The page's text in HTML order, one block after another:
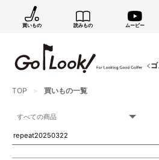
買いもの 読みもの ムービー
TOP 買いもの一覧
新商品情報や編集部のオススメ
忘れ通知等を受信できます。
編集部セレクトのスタイル提案・お得
カートに残っている商品のお知らせ（買